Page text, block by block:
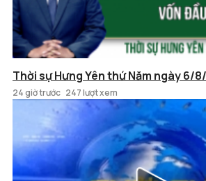
Thời sự Hưng Yên thứ Năm ngày 6/
24 giờ trước 247 lượt xem